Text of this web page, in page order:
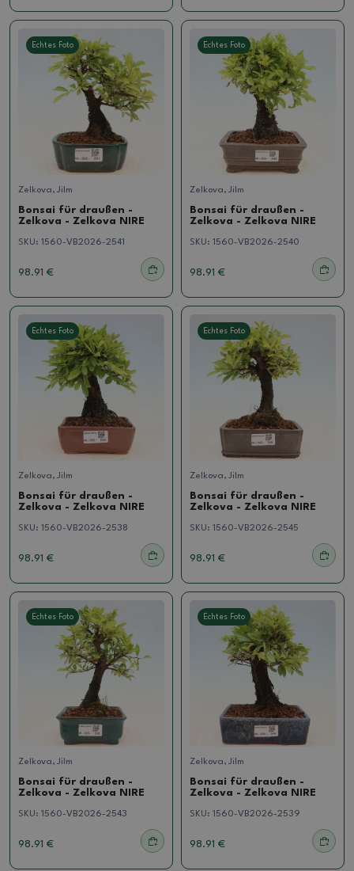
Echtes Foto
Zelkova, Jilm
Bonsai für draußen -
Zelkova - Zelkova NIRE
SKU: 1560-VB2026-2541
98.91 €
Echtes Foto
Zelkova, Jilm
Bonsai für draußen -
Zelkova - Zelkova NIRE
SKU: 1560-VB2026-2540
98.91 €
Echtes Foto
Zelkova, Jilm
Bonsai für draußen -
Zelkova - Zelkova NIRE
SKU: 1560-VB2026-2538
98.91 €
Echtes Foto
Zelkova, Jilm
Bonsai für draußen -
Zelkova - Zelkova NIRE
SKU: 1560-VB2026-2545
98.91 €
Echtes Foto
Zelkova, Jilm
Bonsai für draußen -
Zelkova - Zelkova NIRE
SKU: 1560-VB2026-2543
98.91 €
Echtes Foto
Zelkova, Jilm
Bonsai für draußen -
Zelkova - Zelkova NIRE
SKU: 1560-VB2026-2539
98.91 €